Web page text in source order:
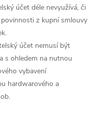
účet déle nevyužívá, či
z kupní smlouvy
účet nemusí být
s ohledem na nutnou
vybavení
hardwarového a